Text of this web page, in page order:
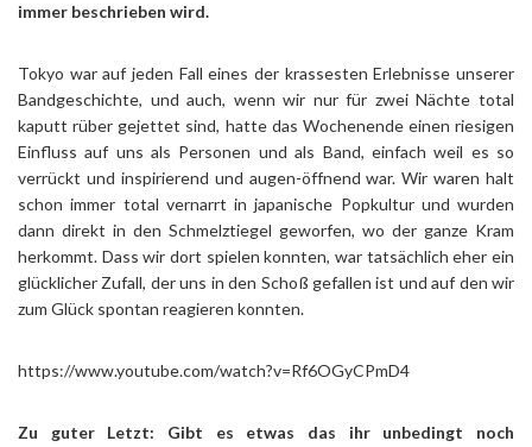
immer beschrieben wird.
Tokyo war auf jeden Fall eines der krassesten Erlebnisse unserer
Bandgeschichte, und auch, wenn wir nur für zwei Nächte total
kaputt rüber gejettet sind, hatte das Wochenende einen riesigen
Einfluss auf uns als Personen und als Band, einfach weil es so
verrückt und inspirierend und augen-öffnend war. Wir waren halt
schon immer total vernarrt in japanische Popkultur und wurden
dann direkt in den Schmelztiegel geworfen, wo der ganze Kram
herkommt. Dass wir dort spielen konnten, war tatsächlich eher ein
glücklicher Zufall, der uns in den Schoß gefallen ist und auf den wir
zum Glück spontan reagieren konnten.
https://www.youtube.com/watch?v=Rf6OGyCPmD4
Zu guter Letzt: Gibt es etwas das ihr unbedingt noch